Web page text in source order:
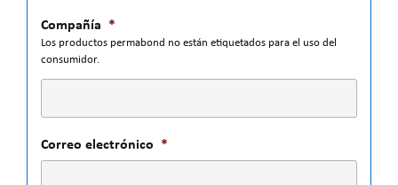
Compañía *
Los productos permabond no están etiquetados para el uso del
consumidor.
Correo electrónico *